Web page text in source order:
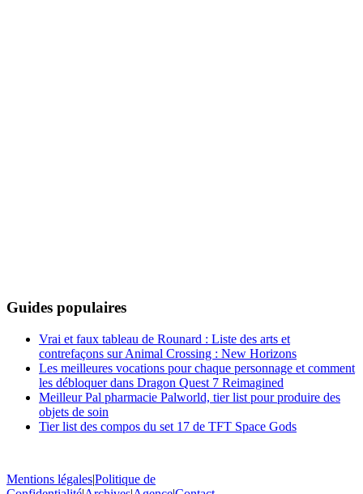
Guides populaires
Vrai et faux tableau de Rounard : Liste des arts et
contrefaçons sur Animal Crossing : New Horizons
Les meilleures vocations pour chaque personnage et comment
les débloquer dans Dragon Quest 7 Reimagined
Meilleur Pal pharmacie Palworld, tier list pour produire des
objets de soin
Tier list des compos du set 17 de TFT Space Gods
Mentions légales|Politique de